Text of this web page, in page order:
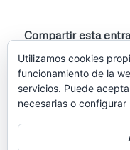
Compartir esta
Utilizamos cookies
funcionamiento de la
servicios. Puede
necesarias o